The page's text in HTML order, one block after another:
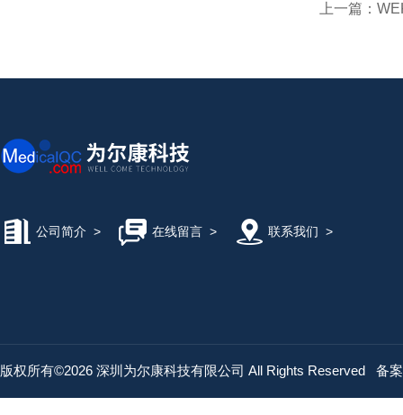
上一篇：
公司简介 > 在线留言> 联系我们 >
版权所有©2026 深圳为尔康科技有限公司 All Rights Reserved 备